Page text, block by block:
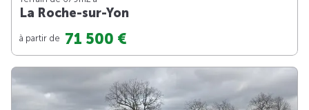
La Roche-sur-Yon
à partir de 71 500 €